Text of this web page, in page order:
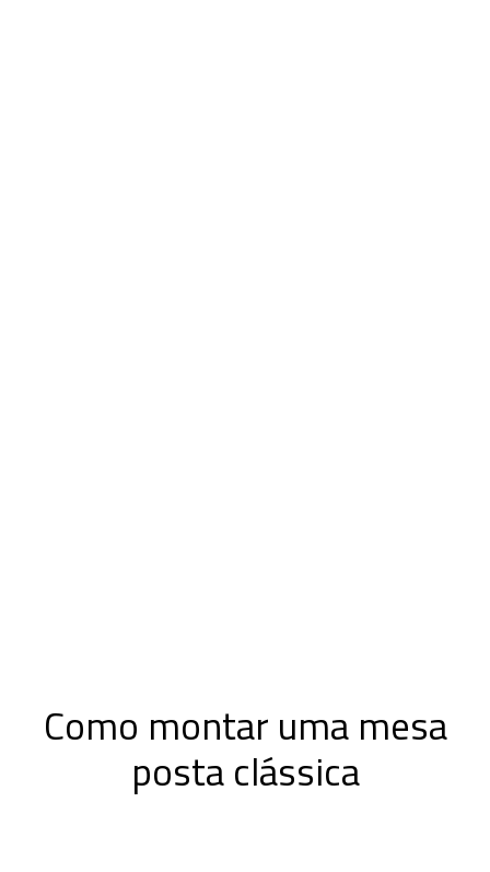
Como montar uma mesa
posta clássica